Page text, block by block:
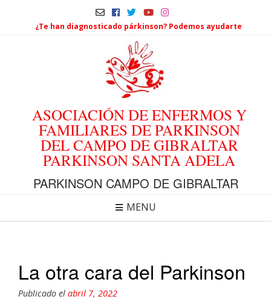
¿Te han diagnosticado párkinson? Podemos ayudarte
ASOCIACIÓN DE ENFERMOS Y
FAMILIARES DE PARKINSON
DEL CAMPO DE GIBRALTAR
PARKINSON SANTA ADELA
PARKINSON CAMPO DE GIBRALTAR
MENU
La otra cara del Parkinson
Publicado el abril 7, 2022